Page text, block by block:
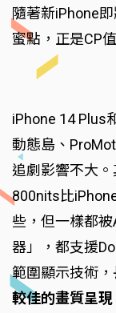
隨著新iPhone
蜜點，正是CP
iPhone 14 Plus
動態島、
追劇影響不大
800nits比
些，但一樣都被
器」，都支援
範圍顯示技術，
較佳的畫質呈現